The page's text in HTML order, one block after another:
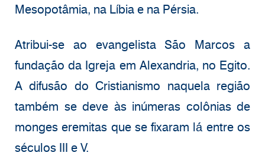
Mesopotâmia, na Líbia e na Pérsia.
Atribui-se ao evangelista São Marcos a
fundação da Igreja em Alexandria, no Egito.
A difusão do Cristianismo naquela região
também se deve às inúmeras colônias de
monges eremitas que se fixaram lá́ entre os
séculos III e V.